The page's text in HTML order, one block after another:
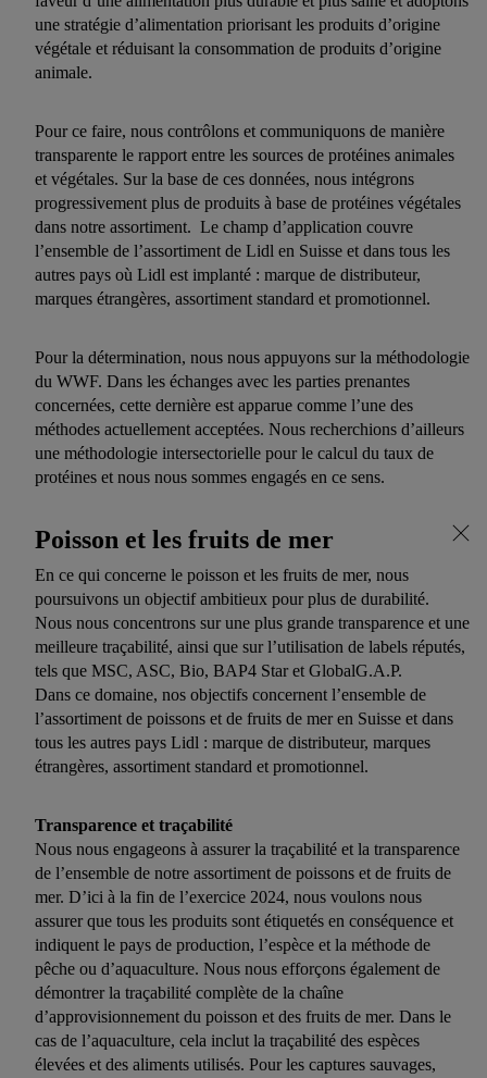
une stratégie d’alimentation priorisant les produits d’origine
végétale et réduisant la consommation de produits d’origine
animale.
Pour ce faire, nous contrôlons et communiquons de manière
transparente le rapport entre les sources de protéines animales
et végétales. Sur la base de ces données, nous intégrons
progressivement plus de produits à base de protéines végétales
dans notre assortiment. Le champ d’application couvre
l’ensemble de l’assortiment de Lidl en Suisse et dans tous les
autres pays où Lidl est implanté : marque de distributeur,
marques étrangères, assortiment standard et promotionnel.
Pour la détermination, nous nous appuyons sur la méthodologie
du WWF. Dans les échanges avec les parties prenantes
concernées, cette dernière est apparue comme l’une des
méthodes actuellement acceptées. Nous recherchions d’ailleurs
une méthodologie intersectorielle pour le calcul du taux de
protéines et nous nous sommes engagés en ce sens.
Poisson et les fruits de mer
En ce qui concerne le poisson et les fruits de mer, nous
poursuivons un objectif ambitieux pour plus de durabilité.
Nous nous concentrons sur une plus grande transparence et une
meilleure traçabilité, ainsi que sur l’utilisation de labels réputés,
tels que MSC, ASC, Bio, BAP4 Star et GlobalG.A.P.
Dans ce domaine, nos objectifs concernent l’ensemble de
l’assortiment de poissons et de fruits de mer en Suisse et dans
tous les autres pays Lidl : marque de distributeur, marques
étrangères, assortiment standard et promotionnel.
Transparence et traçabilité
Nous nous engageons à assurer la traçabilité et la transparence
de l’ensemble de notre assortiment de poissons et de fruits de
mer. D’ici à la fin de l’exercice 2024, nous voulons nous
assurer que tous les produits sont étiquetés en conséquence et
indiquent le pays de production, l’espèce et la méthode de
pêche ou d’aquaculture. Nous nous efforçons également de
démontrer la traçabilité complète de la chaîne
d’approvisionnement du poisson et des fruits de mer. Dans le
cas de l’aquaculture, cela inclut la traçabilité des espèces
élevées et des aliments utilisés. Pour les captures sauvages,